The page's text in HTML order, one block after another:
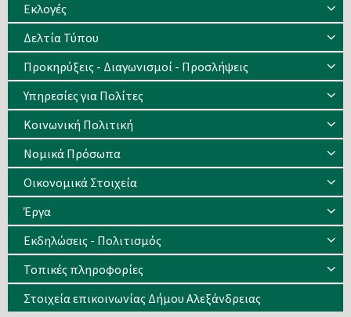
Eκλογές
Δελτία Τύπου
Προκηρύξεις - Διαγωνισμοί - Προσλήψεις
Υπηρεσίες για Πολίτες
Κοινωνική Πολιτική
Νομικά Πρόσωπα
Οικονομικά Στοιχεία
Έργα
Εκδηλώσεις - Πολιτισμός
Τοπικές πληροφορίες
Στοιχεία επικοινωνίας Δήμου Αλεξάνδρειας